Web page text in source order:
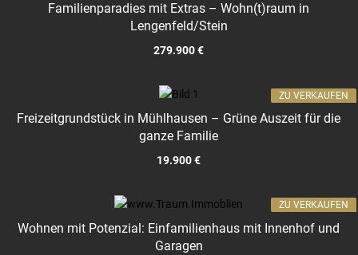
Familienparadies mit Extras – Wohn(t)raum in
Lengenfeld/Stein
279.900 €
Freizeitgrundstück in Mühlhausen – Grüne Auszeit für die
ganze Familie
19.900 €
ZU VERKAUFEN
Wohnen mit Potenzial: Einfamilienhaus mit Innenhof und
Garagen
ZU VERKAUFEN